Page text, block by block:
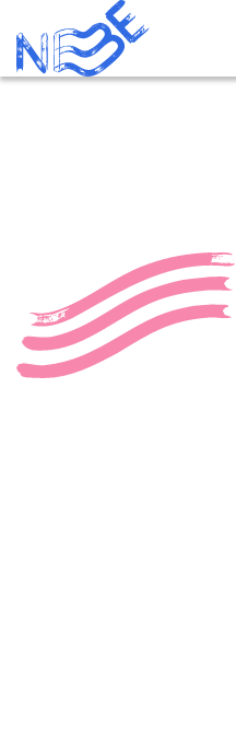
Doorgaan naar inhoud